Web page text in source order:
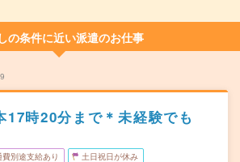
の条件に近い派遣のお仕事
17時20分まで＊未経験でも
費別途支給あり 土日祝日が休み